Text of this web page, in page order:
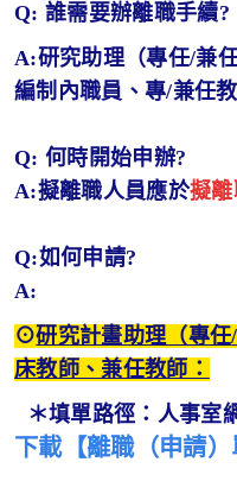
Q: 誰需要辦離職手續?
A:研究助理（專任/兼
編制內職員、專/兼任
Q: 何時開始申辦?
A:擬離職人員應於擬
Q:如何申請?
A:
⊙研究計畫助理（專任/
床教師、兼任教師：
＊填單路徑： 人事室
下載【離職（申請）